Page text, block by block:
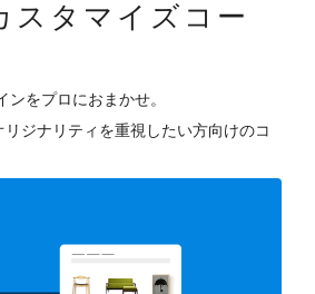
スタマイズコー
ンをプロにおまかせ。
ジナリティを重視したい方向けのコ